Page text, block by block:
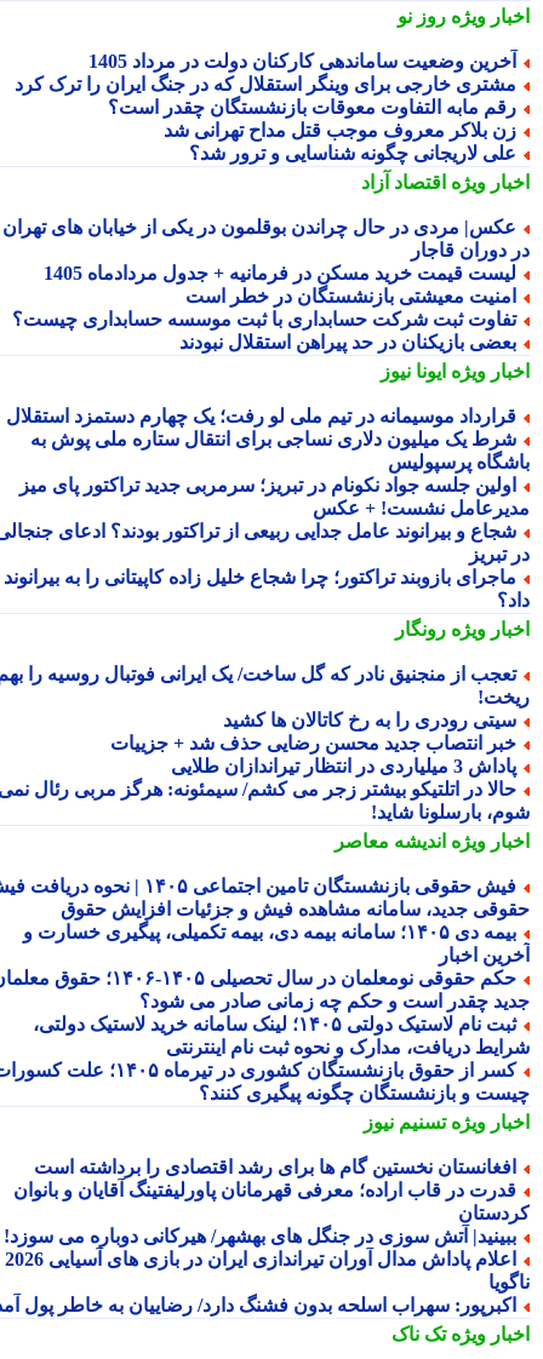
ویژهروز نو
وضعیت ساماندهی کارکنان دولت در مرداد 1405
خارجی برای وینگر استقلال که در جنگ ایران را ترک کرد
مابه التفاوت معوقات بازنشستگان چقدر است؟
بلاکر معروف موجب قتل مداح تهرانی شد
لاریجانی چگونه شناسایی و ترور شد؟
ویژهاقتصاد آزاد
مردی در حال چراندن بوقلمون در یکی از خیابان های تهران
دوران قاجار
قیمت خرید مسکن در فرمانیه + جدول مردادماه 1405
معیشتی بازنشستگان در خطر است
ثبت شرکت حسابداری با ثبت موسسه حسابداری چیست؟
بازیکنان در حد پیراهن استقلال نبودند
ویژهایونا نیوز
موسیمانه در تیم ملی لو رفت؛ یک چهارم دستمزد استقلال
یک میلیون دلاری نساجی برای انتقال ستاره ملی پوش به
پرسپولیس
جلسه جواد نکونام در تبریز؛ سرمربی جدید تراکتور پای میز
نشست! + عکس
و بیرانوند عامل جدایی ربیعی از تراکتور بودند؟ ادعای جنجالی
تبریز
بازوبند تراکتور؛ چرا شجاع خلیل زاده کاپیتانی را به بیرانوند
ویژهرونگار
از منجنیق نادر که گل ساخت/ یک ایرانی فوتبال روسیه را بهم
رودری را به رخ کاتالان ها کشید
انتصاب جدید محسن رضایی حذف شد + جزییات
3 میلیاردی در انتظار تیراندازان طلایی
در اتلتیکو بیشتر زجر می کشم/ سیمئونه: هرگز مربی رئال نمی
بارسلونا شاید!
ویژهاندیشه معاصر
فیش حقوقی بازنشستگان تامین اجتماعی ۱۴۰۵ | نحوه دریافت فیش
جدید، سامانه مشاهده فیش و جزئیات افزایش حقوق
بیمه دی ۱۴۰۵؛ سامانه بیمه دی، بیمه تکمیلی، پیگیری خسارت و
اخبار
حکم حقوقی نومعلمان در سال تحصیلی ۱۴۰۵-۱۴۰۶؛ حقوق معلمان
چقدر است و حکم چه زمانی صادر می شود؟
ثبت نام لاستیک دولتی ۱۴۰۵؛ لینک سامانه خرید لاستیک دولتی،
دریافت، مدارک و نحوه ثبت نام اینترنتی
کسر از حقوق بازنشستگان کشوری در تیرماه ۱۴۰۵؛ علت کسورات
و بازنشستگان چگونه پیگیری کنند؟
ویژهتسنیم نیوز
نخستین گام ها برای رشد اقتصادی را برداشته است
در قاب اراده؛ معرفی قهرمانان پاورلیفتینگ آقایان و بانوان
آتش سوزی در جنگل های بهشهر/ هیرکانی دوباره می سوزد!
اعلام پاداش مدال آوران تیراندازی ایران در بازی های آسیایی 2026
سهراب اسلحه بدون فشنگ دارد/ رضاییان به خاطر پول آمد
ویژهتک ناک